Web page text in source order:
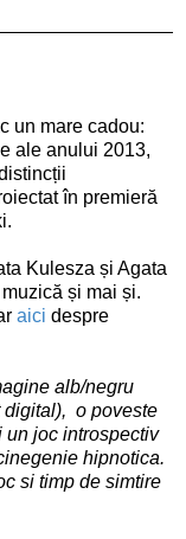
un mare cadou:
ale anului 2013,
în premieră
Kulesza și Agata
și mai și.
aici despre
alb/negru
digital), o poveste
joc introspectiv
hipnotica.
si timp de simtire